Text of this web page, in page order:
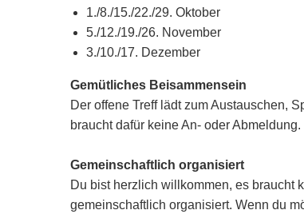
1./8./15./22./29. Oktober
5./12./19./26. November
3./10./17. Dezember
Gemütliches Beisammensein
Der offene Treff lädt zum Austauschen,
braucht dafür keine An- oder Abmeldung.
Gemeinschaftlich organisiert
Du bist herzlich willkommen, es braucht
gemeinschaftlich organisiert. Wenn du